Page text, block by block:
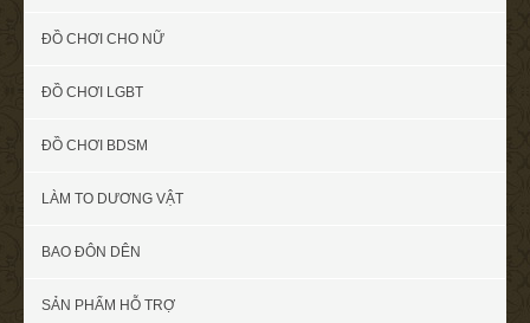
ĐỒ CHƠI CHO NỮ
ĐỒ CHƠI LGBT
ĐỒ CHƠI BDSM
LÀM TO DƯƠNG VẬT
BAO ĐÔN DÊN
SẢN PHẨM HỖ TRỢ